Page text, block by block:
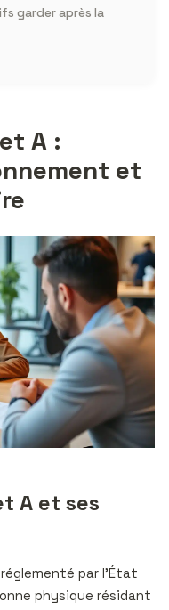
garder après la
A :
et
A et ses
par l’État
physique résidant